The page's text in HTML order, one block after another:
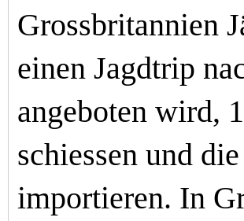
Grossbritannien
einen Jagdtrip
angeboten wird,
schiessen und
importieren. In